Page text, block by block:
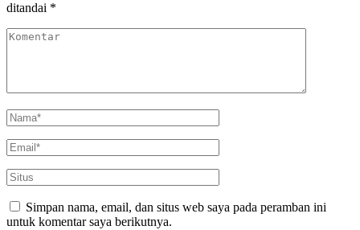
ditandai *
Simpan nama, email, dan situs web saya pada peramban ini
untuk komentar saya berikutnya.